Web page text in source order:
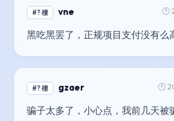
#? 樓 vne 🕐
黑吃黑罢了，正规项目支付没有么
#? 樓 gzaer 🕐
骗子太多了，小心点，我前几天被